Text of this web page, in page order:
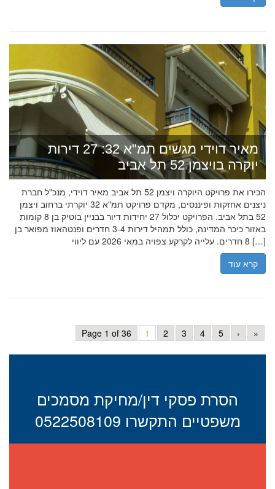
מאיר דוידי מגשים תמ"א 32: 27 דירות
יוקרה בויצמן 52 תל אביב
הכירו את פרויקט היוקרה ויצמן 52 תל אביב מאיר דוידי, מנכ"ל חברת
ניצנים אחזקות ופיננסים, מקדם פרויקט תמ"א 32 יוקרתי ברחוב ויצמן
52 בתל אביב. הפרויקט יכלול 27 יחידות דיור בבניין בוטיק בן 8 קומות
באזור כיכר המדינה, כולל תמהיל דירות 3-4 חדרים ופנטהאוז מפואר בן
8 חדרים. עלייה לקרקע צפויה במאי 2026 עם ליווי […]
קרא עוד
Page 1 of 36 1 2 3 4 5 › »
הסרת פסקי דין/מחיקת מסמכים
משפטיים התקשרו 0522508109